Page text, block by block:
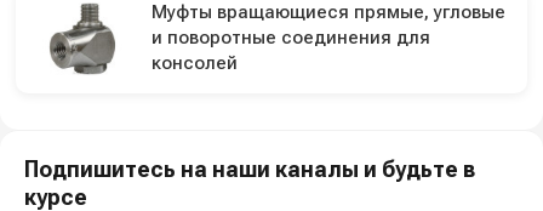
Муфты вращающиеся прямые, угловые
и поворотные соединения для
консолей
Подпишитесь на наши каналы и будьте в
курсе